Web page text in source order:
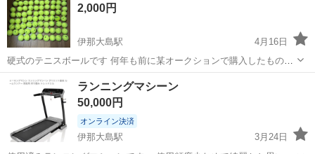
＋。 あなたのお仕事...
2,000円
伊那大島駅
4月16日
硬式のテニスボールです 何年も前に某オークションで購入したもので
す。室内での野球の練習で使用してました。 108個あります。
長野 下伊那郡 伊那大島駅
ランニングマシーン
50,000円
オンライン決済
伊那大島駅
3月24日